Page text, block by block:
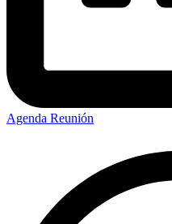
Agenda Reunión